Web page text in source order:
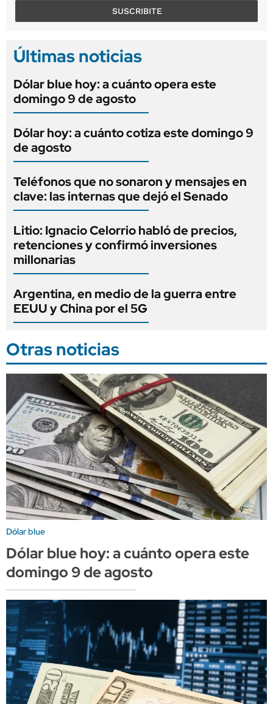
SUSCRIBITE
Últimas noticias
Dólar blue hoy: a cuánto opera este
domingo 9 de agosto
Dólar hoy: a cuánto cotiza este domingo 9
de agosto
Teléfonos que no sonaron y mensajes en
clave: las internas que dejó el Senado
Litio: Ignacio Celorrio habló de precios,
retenciones y confirmó inversiones
millonarias
Argentina, en medio de la guerra entre
EEUU y China por el 5G
Otras noticias
Dólar blue
Dólar blue hoy: a cuánto opera este
domingo 9 de agosto